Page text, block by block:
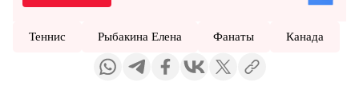
Теннис Рыбакина Елена Фанаты Канада